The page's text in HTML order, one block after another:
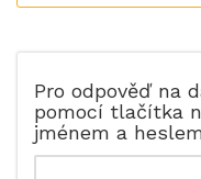
Pro odpověď na
pomocí tlačítka
jménem a